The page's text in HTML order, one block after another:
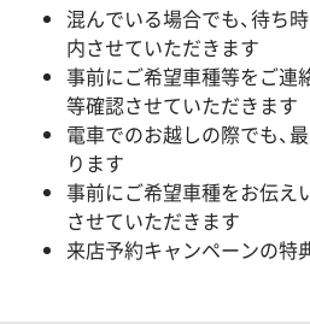
混んでいる場合でも、待ち
内させていただきます
事前にご希望車種等をご連
等確認させていただきます
電車でのお越しの際でも、
ります
事前にご希望車種をお伝え
させていただきます
来店予約キャンペーンの特